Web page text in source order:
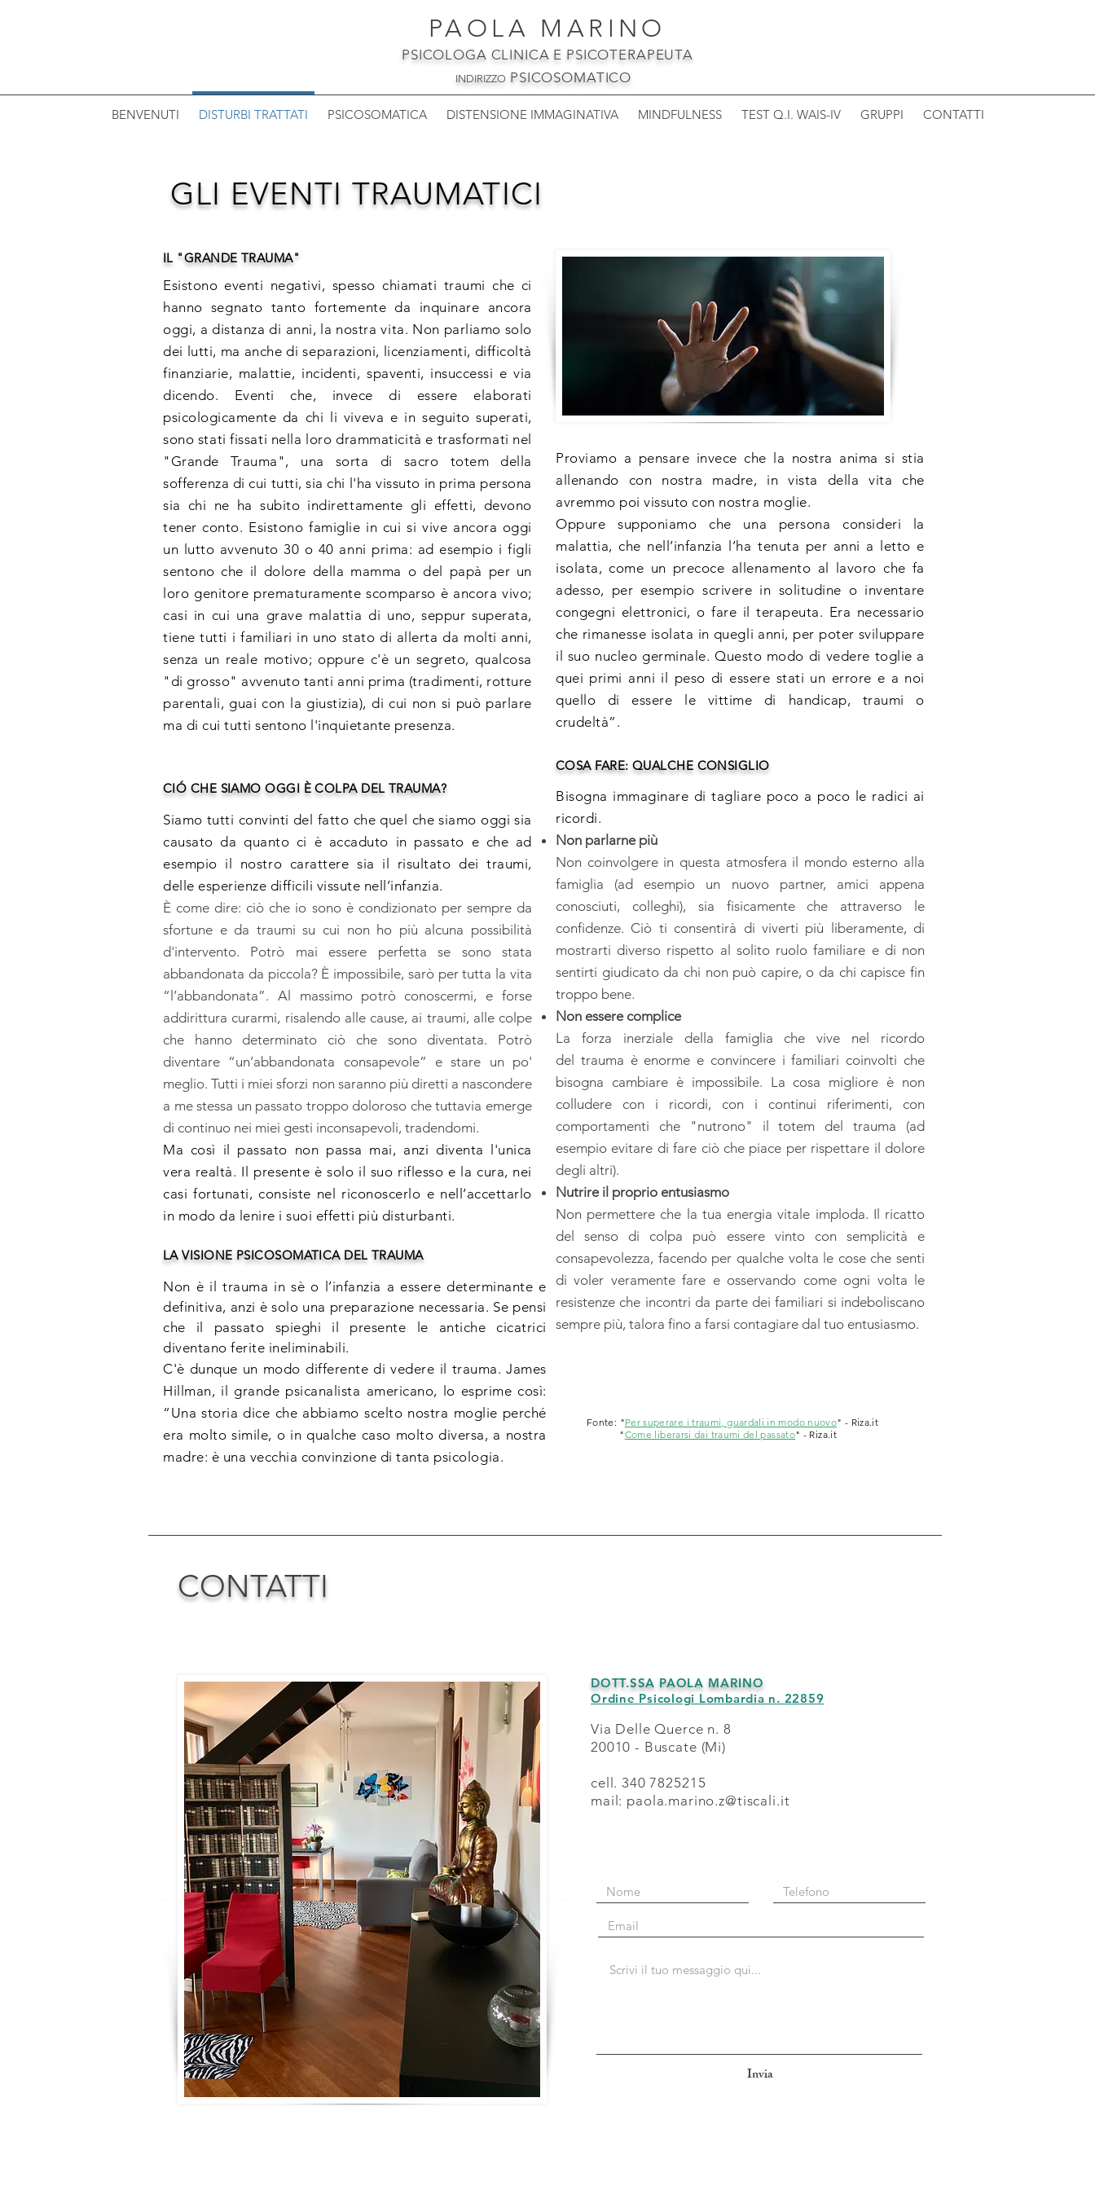
PAOLA MARINO
PSICOLOGA CLINICA E PSICOTERAPEUTA
INDIRIZZO PSICOSOMATICO
BENVENUTI DISTURBI TRATTATI PSICOSOMATICA DISTENSIONE IMMAGINATIVA MINDFULNESS TEST Q.I. WAIS-IV GRUPPI CONTATTI
GLI EVENTI TRAUMATICI
IL "GRANDE TRAUMA"
Esistono eventi negativi, spesso chiamati traumi che ci
hanno segnato tanto fortemente da inquinare ancora
oggi, a distanza di anni, la nostra vita. Non parliamo solo
dei lutti, ma anche di separazioni, licenziamenti, difficoltà
finanziarie, malattie, incidenti, spaventi, insuccessi e via
dicendo. Eventi che, invece di essere elaborati
psicologicamente da chi li viveva e in seguito superati,
sono stati fissati nella loro drammaticità e trasformati nel
"Grande Trauma", una sorta di sacro totem della
sofferenza di cui tutti, sia chi l'ha vissuto in prima persona
sia chi ne ha subito indirettamente gli effetti, devono
tener conto. Esistono famiglie in cui si vive ancora oggi
un lutto avvenuto 30 o 40 anni prima: ad esempio i figli
sentono che il dolore della mamma o del papà per un
loro genitore prematuramente scomparso è ancora vivo;
casi in cui una grave malattia di uno, seppur superata,
tiene tutti i familiari in uno stato di allerta da molti anni,
senza un reale motivo; oppure c'è un segreto, qualcosa
"di grosso" avvenuto tanti anni prima (tradimenti, rotture
parentali, guai con la giustizia), di cui non si può parlare
ma di cui tutti sentono l'inquietante presenza.
CIÓ CHE SIAMO OGGI È COLPA DEL TRAUMA?
Siamo tutti convinti del fatto che quel che siamo oggi sia
causato da quanto ci è accaduto in passato e che ad
esempio il nostro carattere sia il risultato dei traumi,
delle esperienze difficili vissute nell’infanzia.
È come dire: ciò che io sono è condizionato per sempre da
sfortune e da traumi su cui non ho più alcuna possibilità
d'intervento. Potrò mai essere perfetta se sono stata
abbandonata da piccola? È impossibile, sarò per tutta la vita
“l’abbandonata”. Al massimo potrò conoscermi, e forse
addirittura curarmi, risalendo alle cause, ai traumi, alle colpe
che hanno determinato ciò che sono diventata. Potrò
diventare “un’abbandonata consapevole” e stare un po'
meglio. Tutti i miei sforzi non saranno più diretti a nascondere
a me stessa un passato troppo doloroso che tuttavia emerge
di continuo nei miei gesti inconsapevoli, tradendomi.
Ma così il passato non passa mai, anzi diventa l'unica
vera realtà. Il presente è solo il suo riflesso e la cura, nei
casi fortunati, consiste nel riconoscerlo e nell’accettarlo
in modo da lenire i suoi effetti più disturbanti.
LA VISIONE PSICOSOMATICA DEL TRAUMA
Non è il trauma in sè o l’infanzia a essere determinante e
definitiva, anzi è solo una preparazione necessaria. Se pensi
che il passato spieghi il presente le antiche cicatrici
diventano ferite ineliminabili.
C'è dunque un modo differente di vedere il trauma. James
Hillman, il grande psicanalista americano, lo esprime così:
“Una storia dice che abbiamo scelto nostra moglie perché
era molto simile, o in qualche caso molto diversa, a nostra
madre: è una vecchia convinzione di tanta psicologia.
Proviamo a pensare invece che la nostra anima si stia
allenando con nostra madre, in vista della vita che
avremmo poi vissuto con nostra moglie.
Oppure supponiamo che una persona consideri la
malattia, che nell’infanzia l’ha tenuta per anni a letto e
isolata, come un precoce allenamento al lavoro che fa
adesso, per esempio scrivere in solitudine o inventare
congegni elettronici, o fare il terapeuta. Era necessario
che rimanesse isolata in quegli anni, per poter sviluppare
il suo nucleo germinale. Questo modo di vedere toglie a
quei primi anni il peso di essere stati un errore e a noi
quello di essere le vittime di handicap, traumi o
crudeltà”.
COSA FARE: QUALCHE CONSIGLIO
Bisogna immaginare di tagliare poco a poco le radici ai
ricordi.
Non parlarne più
Non coinvolgere in questa atmosfera il mondo esterno alla
famiglia (ad esempio un nuovo partner, amici appena
conosciuti, colleghi), sia fisicamente che attraverso le
confidenze. Ciò ti consentirà di viverti più liberamente, di
mostrarti diverso rispetto al solito ruolo familiare e di non
sentirti giudicato da chi non può capire, o da chi capisce fin
troppo bene.
Non essere complice
La forza inerziale della famiglia che vive nel ricordo
del trauma è enorme e convincere i familiari coinvolti che
bisogna cambiare è impossibile. La cosa migliore è non
colludere con i ricordi, con i continui riferimenti, con
comportamenti che "nutrono" il totem del trauma (ad
esempio evitare di fare ciò che piace per rispettare il dolore
degli altri).
Nutrire il proprio entusiasmo
Non permettere che la tua energia vitale imploda. Il ricatto
del senso di colpa può essere vinto con semplicità e
consapevolezza, facendo per qualche volta le cose che senti
di voler veramente fare e osservando come ogni volta le
resistenze che incontri da parte dei familiari si indeboliscano
sempre più, talora fino a farsi contagiare dal tuo entusiasmo.
Fonte: "Per superare i traumi, guardali in modo nuovo" - Riza.it
"Come liberarsi dai traumi del passato" - Riza.it
CONTATTI
DOTT.SSA PAOLA MARINO
Ordine Psicologi Lombardia n. 22859
Via Delle Querce n. 8
20010 - Buscate (Mi)
cell. 340 7825215
mail: paola.marino.z@tiscali.it
Invia